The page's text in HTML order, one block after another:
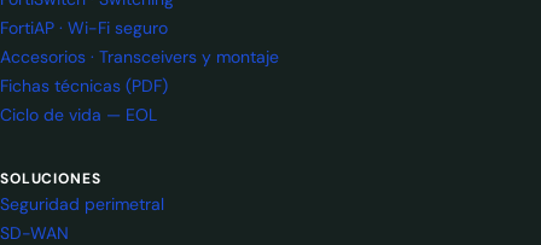
FortiAP · Wi-Fi seguro
Accesorios · Transceivers y montaje
Fichas técnicas (PDF)
Ciclo de vida — EOL
SOLUCIONES
Seguridad perimetral
SD-WAN